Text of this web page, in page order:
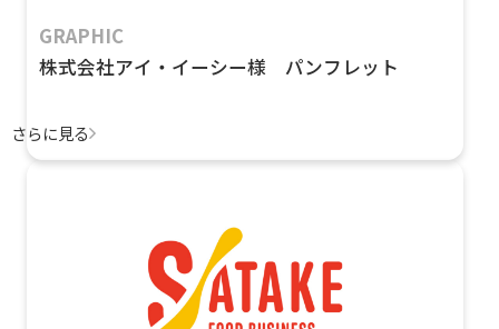
GRAPHIC
株式会社アイ・イーシー様 パンフレット
さらに見る